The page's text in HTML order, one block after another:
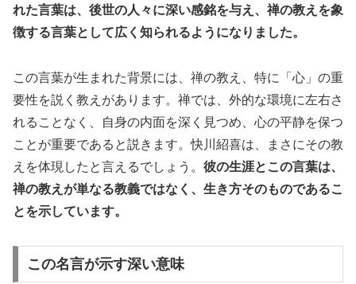
れた言葉は、後世の人々に深い感銘を与え、禅の教えを象
徴する言葉として広く知られるようになりました。
この言葉が生まれた背景には、禅の教え、特に「心」の重
要性を説く教えがあります。禅では、外的な環境に左右さ
れることなく、自身の内面を深く見つめ、心の平静を保つ
ことが重要であると説きます。快川紹喜は、まさにその教
えを体現したと言えるでしょう。 彼の生涯とこの言葉は、
禅の教えが単なる教義ではなく、生き方そのものであるこ
とを示しています。
この名言が示す深い意味